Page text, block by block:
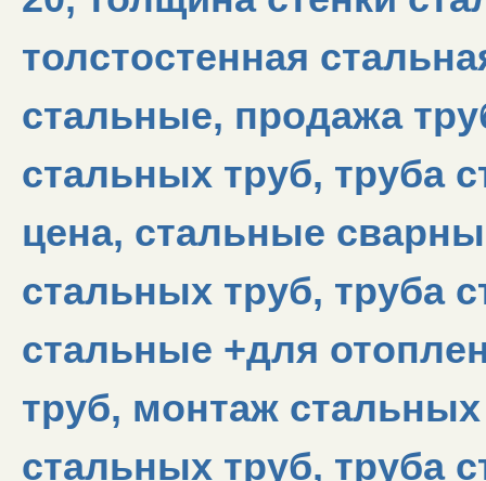
толстостенная
стальные, продажа
стальных труб, труба
цена, стальные
стальных труб, труба
стальные +для
труб, монтаж
стальных труб, труба